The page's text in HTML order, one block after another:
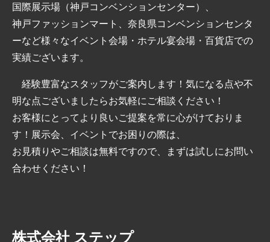
国際展示場（神戸コンベンションセンター）、
神戸ファッションマート、奈良県コンベンションセンタ
ーなど様々なイベント会場・ホテル宴会場・百貨店での
実績ございます。
経験豊富なスタッフがご案内します！気になる点や不
明な点ございましたらお気軽にご相談ください！
お客様にとってより良いご提案を常に心がけておりま
す！展示会、イベントでお困りの際は、
お見積りやご相談は無料ですので、まずは試しにお問い
合わせください！
株式会社 ステップ